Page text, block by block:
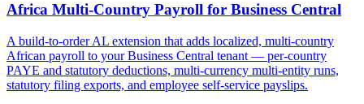
Africa Multi-Country Payroll for Business Central
A build-to-order AL extension that adds localized, multi-country
African payroll to your Business Central tenant — per-country
PAYE and statutory deductions, multi-currency multi-entity runs,
statutory filing exports, and employee self-service payslips.